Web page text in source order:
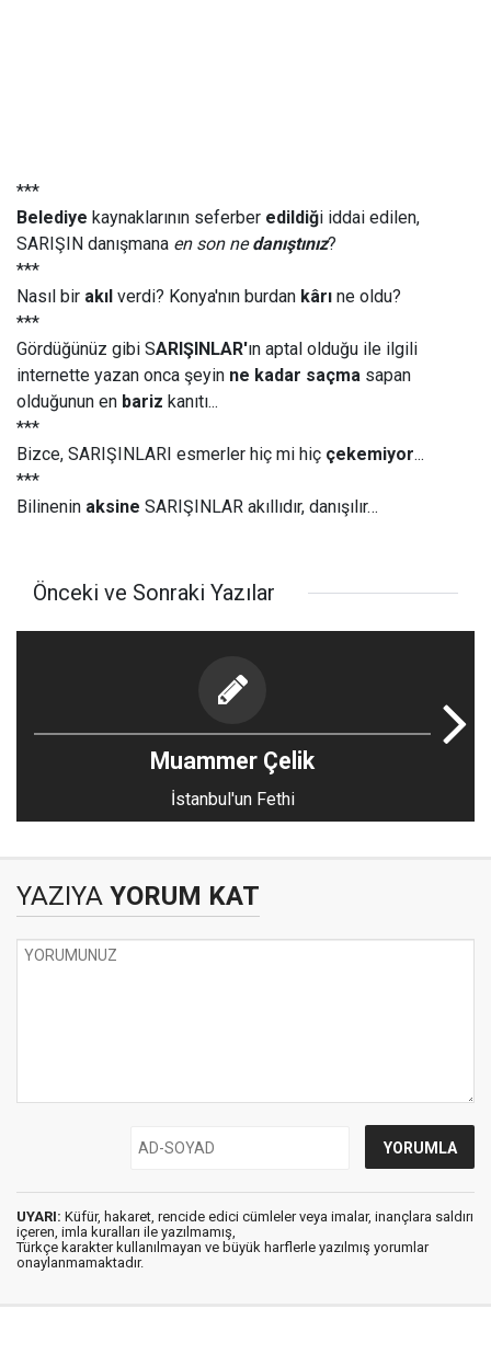
***
Belediye kaynaklarının seferber edildiği iddai edilen,
SARIŞIN danışmana en son ne danıştınız?
***
Nasıl bir akıl verdi? Konya'nın burdan kârı ne oldu?
***
Gördüğünüz gibi SARIŞINLAR'ın aptal olduğu ile ilgili
internette yazan onca şeyin ne kadar saçma sapan
olduğunun en bariz kanıtı...
***
Bizce, SARIŞINLARI esmerler hiç mi hiç çekemiyor...
***
Bilinenin aksine SARIŞINLAR akıllıdır, danışılır…
Önceki ve Sonraki Yazılar
Muammer Çelik
İstanbul'un Fethi
YAZIYA YORUM KAT
UYARI: Küfür, hakaret, rencide edici cümleler veya imalar, inançlara saldırı
içeren, imla kuralları ile yazılmamış,
Türkçe karakter kullanılmayan ve büyük harflerle yazılmış yorumlar
onaylanmamaktadır.